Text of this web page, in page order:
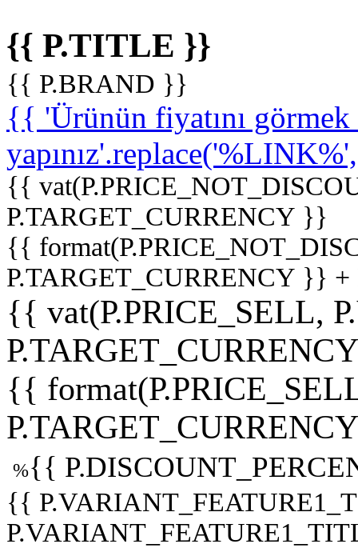
{{ P.TITLE }}
{{ P.BRAND }}
{{ 'Ürünün fiyatını
{{
P.TARGET_CURRENCY }}
{{
P.TARGET_CURRENCY }}
{{ vat(P.PRICE_SELL,
{{
%{{
{{